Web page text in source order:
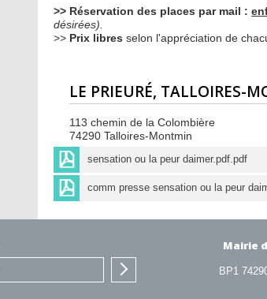
>> Réservation des places par mail :
désirées).
>> Prix libres selon l'appréciation de
LE PRIEURÉ, TALLOIRES-
113 chemin de la Colombière
74290 Talloires-Montmin
sensation ou la peur daimer.pdf.pdf
comm presse sensation ou la peur
Mairie
BP1